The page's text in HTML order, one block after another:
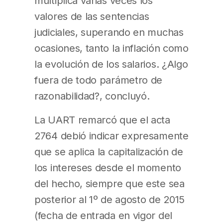
valores de las sentencias
judiciales, superando en muchas
ocasiones, tanto la inflación como
la evolución de los salarios. ¿Algo
fuera de todo parámetro de
razonabilidad?, concluyó.
La UART remarcó que el acta
2764 debió indicar expresamente
que se aplica la capitalización de
los intereses desde el momento
del hecho, siempre que este sea
posterior al 1º de agosto de 2015
(fecha de entrada en vigor del